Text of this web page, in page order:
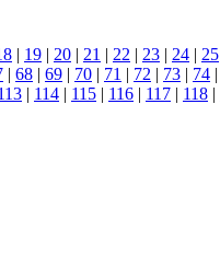
| 19 | 20 | 21 | 22 | 23 | 24 | 25
| 68 | 69 | 70 | 71 | 72 | 73 | 74 |
| 114 | 115 | 116 | 117 | 118 |